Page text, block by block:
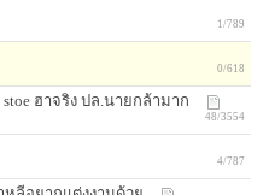
1/789
0/618
ฮาจริง ปล.นายกล้ามาก
48/3554
4/787